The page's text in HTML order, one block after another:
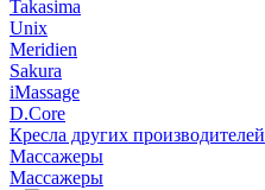
Takasima
Unix
Meridien
Sakura
iMassage
D.Core
Кресла других производителей
Массажеры
Массажеры